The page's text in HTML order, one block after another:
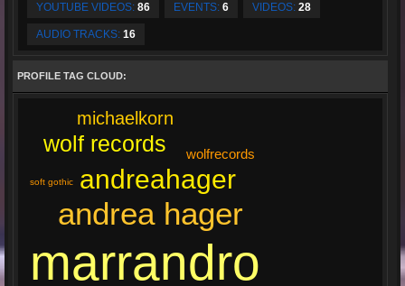
YOUTUBE VIDEOS: 86 EVENTS: 6 VIDEOS: 28
AUDIO TRACKS: 16
PROFILE TAG CLOUD:
marrandro
andrea hager
andreahager
wolf records
michaelkorn
wolfrecords
soft gothic